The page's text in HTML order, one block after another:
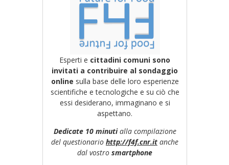
Esperti e cittadini comuni sono
invitati a contribuire al sondaggio
online sulla base delle loro esperienze
scientifiche e tecnologiche e su ciò che
essi desiderano, immaginano e si
aspettano.
Dedicate 10 minutialla compilazione
del questionario http://f4f.cnr.it anche
dal vostro smartphone